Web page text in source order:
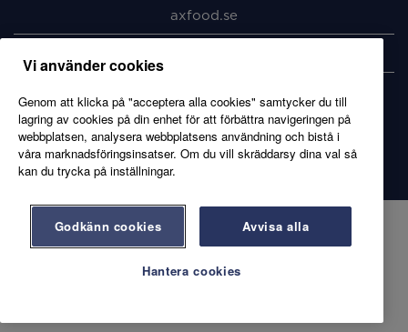
axfood.se
Vi använder cookies
Genom att klicka på "acceptera alla cookies" samtycker du till
lagring av cookies på din enhet för att förbättra navigeringen på
webbplatsen, analysera webbplatsens användning och bistå i
våra marknadsföringsinsatser. Om du vill skräddarsy dina val så
kan du trycka på inställningar.
Godkänn cookies Avvisa alla
Hantera cookies